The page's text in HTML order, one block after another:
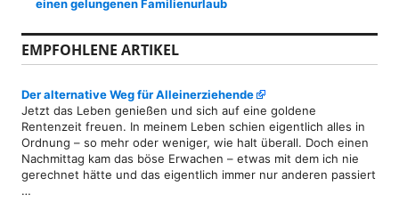
einen gelungenen Familienurlaub
EMPFOHLENE ARTIKEL
Der alternative Weg für Alleinerziehende
Jetzt das Leben genießen und sich auf eine goldene
Rentenzeit freuen. In meinem Leben schien eigentlich alles in
Ordnung – so mehr oder weniger, wie halt überall. Doch einen
Nachmittag kam das böse Erwachen – etwas mit dem ich nie
gerechnet hätte und das eigentlich immer nur anderen passiert
…